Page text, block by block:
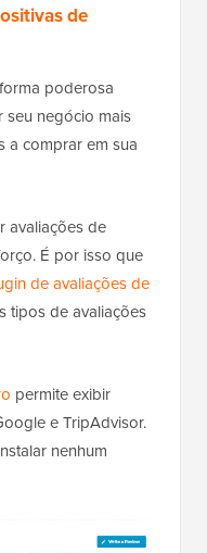
de
poderosa
negócio mais
a comprar em sua
avaliações de
É por isso que
de avaliações de
tipos de avaliações
permite exibir
e TripAdvisor.
nenhum